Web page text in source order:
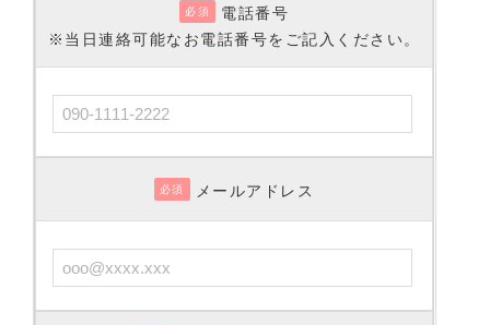
必須
電話番号
※当日連絡可能なお電話番号をご記入ください。
必須 メールアドレス